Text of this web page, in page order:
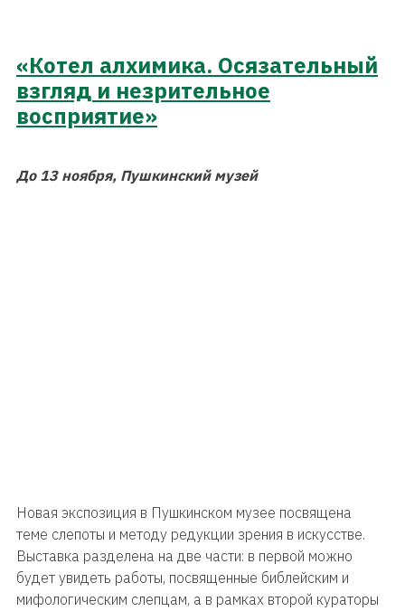
«Котел алхимика. Осязательный
взгляд и незрительное
восприятие»
До 13 ноября, Пушкинский музей
Новая экспозиция в Пушкинском музее посвящена
теме слепоты и методу редукции зрения в искусстве.
Выставка разделена на две части: в первой можно
будет увидеть работы, посвященные библейским и
мифологическим слепцам, а в рамках второй кураторы